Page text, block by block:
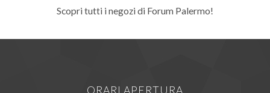
Scopri tutti i negozi di Forum Palermo!
ORARI APERTURA